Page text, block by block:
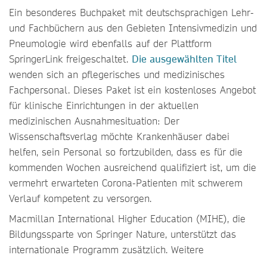
Ein besonderes Buchpaket mit deutschsprachigen Lehr-
und Fachbüchern aus den Gebieten Intensivmedizin und
Pneumologie wird ebenfalls auf der Plattform
SpringerLink freigeschaltet. Die ausgewählten Titel
wenden sich an pflegerisches und medizinisches
Fachpersonal. Dieses Paket ist ein kostenloses Angebot
für klinische Einrichtungen in der aktuellen
medizinischen Ausnahmesituation: Der
Wissenschaftsverlag möchte Krankenhäuser dabei
helfen, sein Personal so fortzubilden, dass es für die
kommenden Wochen ausreichend qualifiziert ist, um die
vermehrt erwarteten Corona-Patienten mit schwerem
Verlauf kompetent zu versorgen.
Macmillan International Higher Education (MIHE), die
Bildungssparte von Springer Nature, unterstützt das
internationale Programm zusätzlich. Weitere